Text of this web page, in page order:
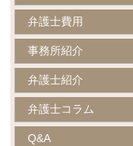
弁護士費用
事務所紹介
弁護士紹介
弁護士コラム
Q&A